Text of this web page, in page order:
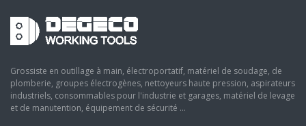
Grossiste en outillage à main, électroportatif, matériel de soudage, de
plomberie, groupes électrogènes, nettoyeurs haute pression, aspirateurs
industriels, consommables pour l'industrie et garages, matériel de levage
et de manutention, équipement de sécurité ...